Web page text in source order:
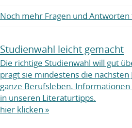
Noch mehr Fragen und
Studienwahl leicht gemacht
Die richtige Studienwahl will gut
prägt sie mindestens die nächsten
ganze Berufsleben.
in unseren Literaturtipps.
hier klicken »